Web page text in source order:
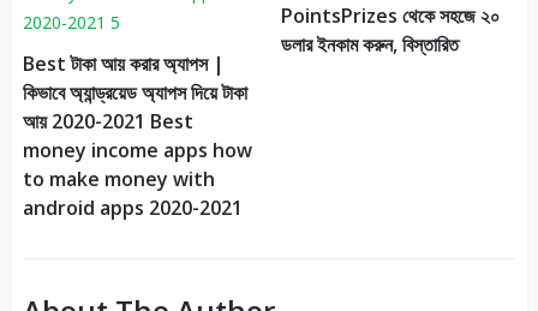
Best টাকা আয় করার অ্যাপস |
কিভাবে অ্যান্ড্রয়েড অ্যাপস দিয়ে টাকা
আয় 2020-2021 Best
money income apps how
to make money with
android apps 2020-2021
PointsPrizes থেকে সহজে ২০
ডলার ইনকাম করুন, বিস্তারিত